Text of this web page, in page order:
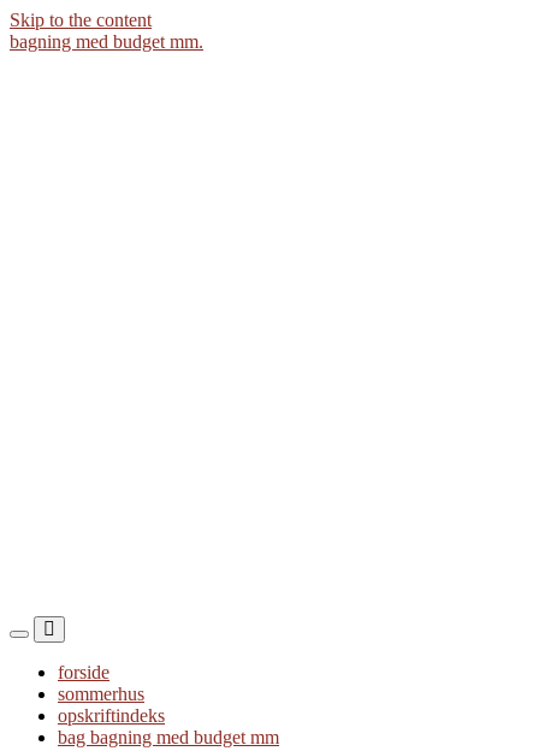
Skip to the content
bagning med budget mm.
Toggle
mobile
menu
Toggle
the
search
field
forside
sommerhus
opskriftindeks
bag bagning med budget mm